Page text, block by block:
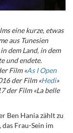
eine kurze, etwas
aus Tunesien
dem Land, in dem
und endete.
Film «As I Open
der Film «Hedi»
der Film «La belle
Ben Hania zählt zu
Frau-Sein im